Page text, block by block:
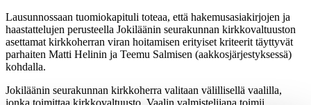
Lausunnossaan tuomiokapituli toteaa, että hakemusasiakirjojen ja
haastattelujen perusteella Jokiläänin seurakunnan kirkkovaltuuston
asettamat kirkkoherran viran hoitamisen erityiset kriteerit täyttyvät
parhaiten Matti Helinin ja Teemu Salmisen (aakkosjärjestyksessä)
kohdalla.
Jokiläänin seurakunnan kirkkoherra valitaan välillisellä vaalilla,
jonka toimittaa kirkkovaltuusto. Vaalin valmistelijana toimii